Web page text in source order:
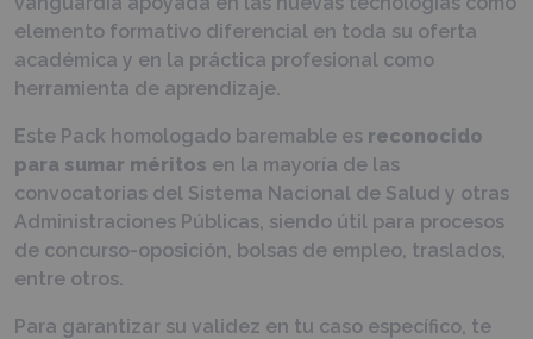
elemento formativo diferencial en toda su oferta
académica y en la práctica profesional como
herramienta de aprendizaje.
Este Pack homologado baremable es reconocido
para sumar méritos en la mayoría de las
convocatorias del Sistema Nacional de Salud y otras
Administraciones Públicas, siendo útil para procesos
de concurso-oposición, bolsas de empleo, traslados,
entre otros.
Para garantizar su validez en tu caso específico, te